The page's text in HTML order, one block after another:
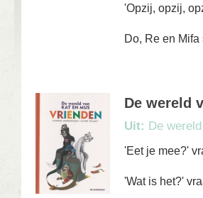
'Opzij, opzij,
Do, Re en
De wereld
Uit: De
'Eet je mee?'
'Wat is het?'